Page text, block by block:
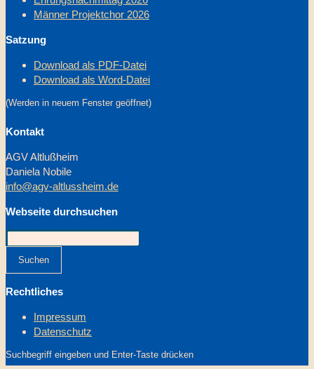
Männer Projektchor 2026
Satzung
Download als PDF-Datei
Download als Word-Datei
(Werden in neuem Fenster geöffnet)
Kontakt
AGV Altlußheim
Daniela Nobile
info@agv-altlussheim.de
Webseite durchsuchen
Suchen
Rechtliches
Impressum
Datenschutz
Suchbegriff eingeben und Enter-Taste drücken